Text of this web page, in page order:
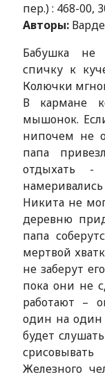
пер.) : 468-00,
Авторы:
Бабушка не
спичку к
Колючки
В кармане
мышонок.
нипочем не
папа
отдыхать
Никита не
деревню
папа
мертвой
не заберут
пока они не
работают –
один на
будет
Железного